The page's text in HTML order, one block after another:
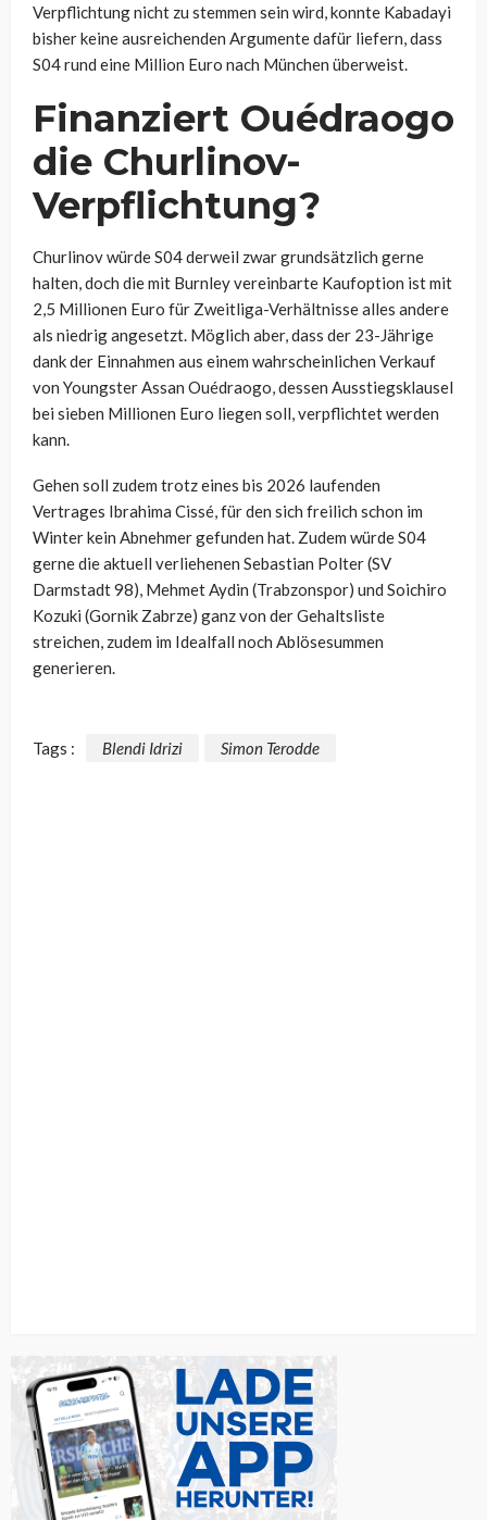
Verpflichtung nicht zu stemmen sein wird, konnte Kabadayi
bisher keine ausreichenden Argumente dafür liefern, dass
S04 rund eine Million Euro nach München überweist.
Finanziert Ouédraogo
die Churlinov-
Verpflichtung?
Churlinov würde S04 derweil zwar grundsätzlich gerne
halten, doch die mit Burnley vereinbarte Kaufoption ist mit
2,5 Millionen Euro für Zweitliga-Verhältnisse alles andere
als niedrig angesetzt. Möglich aber, dass der 23-Jährige
dank der Einnahmen aus einem wahrscheinlichen Verkauf
von Youngster Assan Ouédraogo, dessen Ausstiegsklausel
bei sieben Millionen Euro liegen soll, verpflichtet werden
kann.
Gehen soll zudem trotz eines bis 2026 laufenden
Vertrages Ibrahima Cissé, für den sich freilich schon im
Winter kein Abnehmer gefunden hat. Zudem würde S04
gerne die aktuell verliehenen Sebastian Polter (SV
Darmstadt 98), Mehmet Aydin (Trabzonspor) und Soichiro
Kozuki (Gornik Zabrze) ganz von der Gehaltsliste
streichen, zudem im Idealfall noch Ablösesummen
generieren.
Tags : Blendi Idrizi Simon Terodde